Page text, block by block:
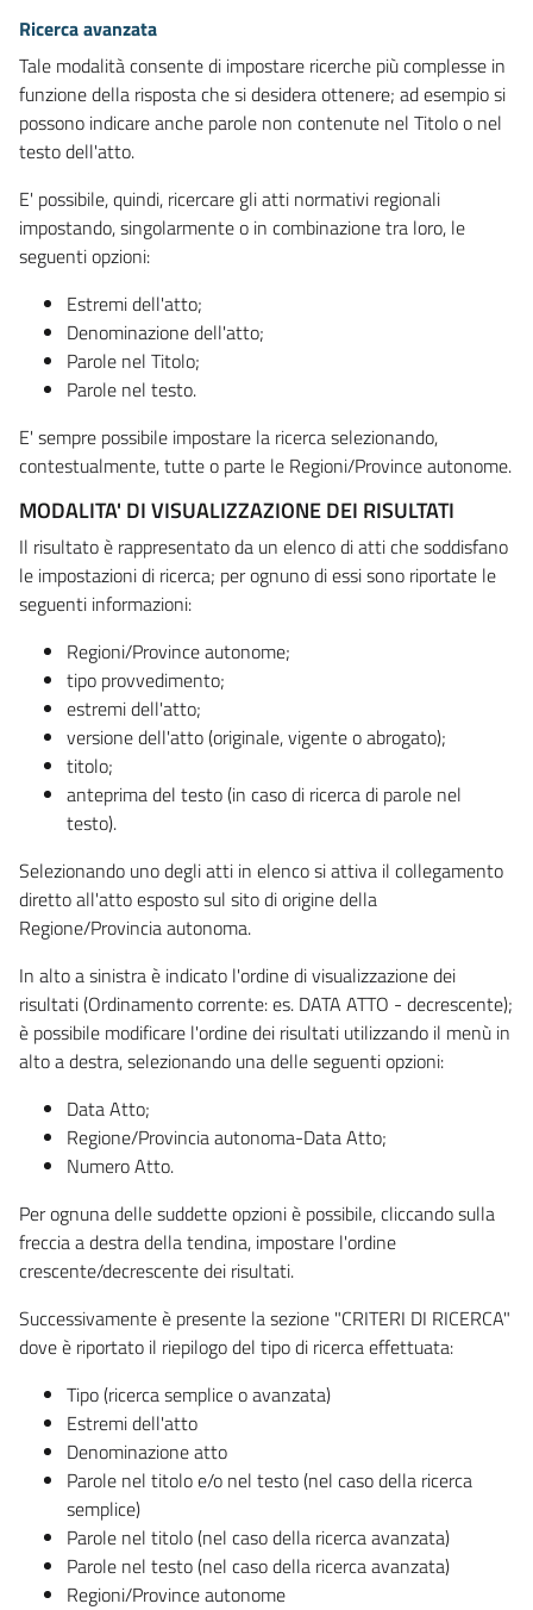
Ricerca avanzata
Tale modalità consente di impostare ricerche più complesse in
funzione della risposta che si desidera ottenere; ad esempio si
possono indicare anche parole non contenute nel Titolo o nel
testo dell'atto.
E' possibile, quindi, ricercare gli atti normativi regionali
impostando, singolarmente o in combinazione tra loro, le
seguenti opzioni:
Estremi dell'atto;
Denominazione dell'atto;
Parole nel Titolo;
Parole nel testo.
E' sempre possibile impostare la ricerca selezionando,
contestualmente, tutte o parte le Regioni/Province autonome.
MODALITA' DI VISUALIZZAZIONE DEI RISULTATI
Il risultato è rappresentato da un elenco di atti che soddisfano
le impostazioni di ricerca; per ognuno di essi sono riportate le
seguenti informazioni:
Regioni/Province autonome;
tipo provvedimento;
estremi dell'atto;
versione dell'atto (originale, vigente o abrogato);
titolo;
anteprima del testo (in caso di ricerca di parole nel
testo).
Selezionando uno degli atti in elenco si attiva il collegamento
diretto all'atto esposto sul sito di origine della
Regione/Provincia autonoma.
In alto a sinistra è indicato l'ordine di visualizzazione dei
risultati (Ordinamento corrente: es. DATA ATTO - decrescente);
è possibile modificare l'ordine dei risultati utilizzando il menù in
alto a destra, selezionando una delle seguenti opzioni:
Data Atto;
Regione/Provincia autonoma-Data Atto;
Numero Atto.
Per ognuna delle suddette opzioni è possibile, cliccando sulla
freccia a destra della tendina, impostare l'ordine
crescente/decrescente dei risultati.
Successivamente è presente la sezione "CRITERI DI RICERCA"
dove è riportato il riepilogo del tipo di ricerca effettuata:
Tipo (ricerca semplice o avanzata)
Estremi dell'atto
Denominazione atto
Parole nel titolo e/o nel testo (nel caso della ricerca
semplice)
Parole nel titolo (nel caso della ricerca avanzata)
Parole nel testo (nel caso della ricerca avanzata)
Regioni/Province autonome